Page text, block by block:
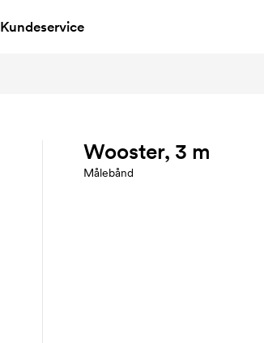
Kundeservice
Wooster, 3 m
Målebånd